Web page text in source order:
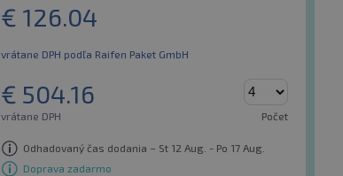
€ 126.04
vrátane DPH podľa Raifen Paket GmbH
€ 504.16
vrátane DPH Počet
Odhadovaný čas dodania – St 12 Aug. - Po 17 Aug.
Doprava zadarmo